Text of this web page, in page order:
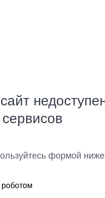
формой